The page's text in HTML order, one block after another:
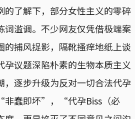
的了解下，部分女性主义的零碎
词滥调。不少网友仅凭借极端案
的捕风捉影，隔靴搔痒地纸上谈
孕议题深陷朴素的生物本质主义
，逐步升级为反对一切合法代孕
非蠢即坏”，“代孕Biss（必